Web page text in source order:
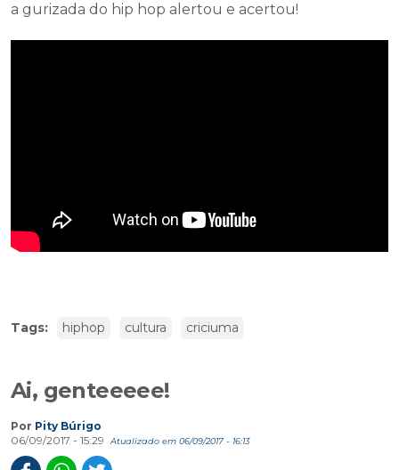
a gurizada do hip hop alertou e acertou!
Tags: hiphop cultura criciuma
Ai, genteeeee!
Por Pity Búrigo
06/09/2017 - 15:29
Atualizado em 06/09/2017 - 16:13